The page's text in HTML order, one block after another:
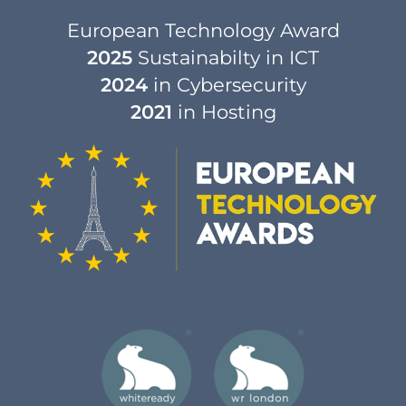
European Technology Award
2025 Sustainabilty in ICT
2024in Cybersecurity
2021 in Hosting